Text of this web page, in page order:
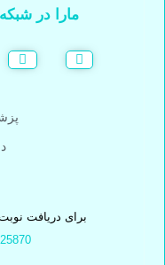
مارا در
برای دریافت